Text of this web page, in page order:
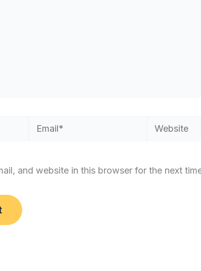
Email* Website
and website in this browser for the next